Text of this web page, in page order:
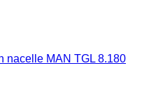
nacelle MAN TGL 8.180